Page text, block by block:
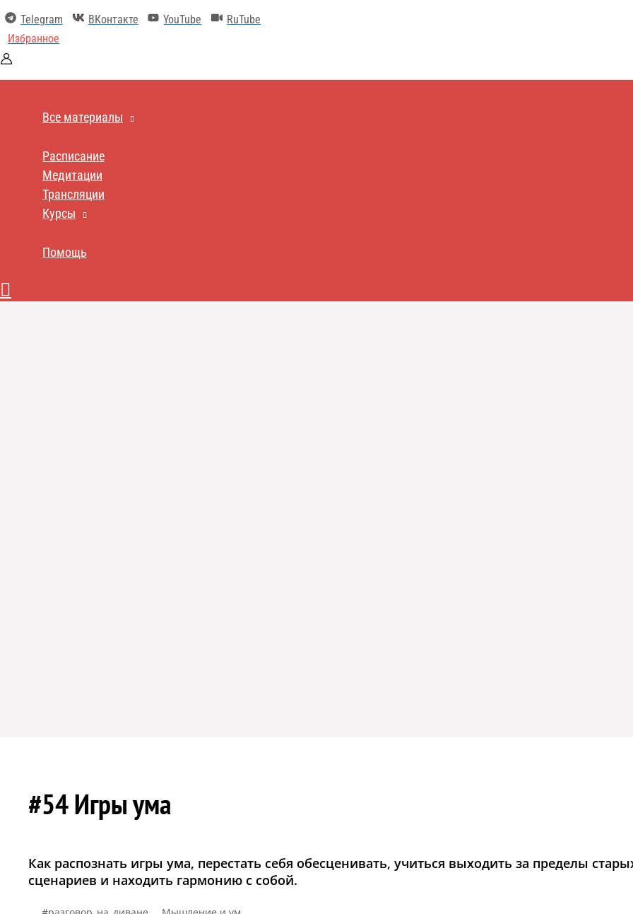
содержимому
Telegram ВКонтакте YouTube
RuTube
Избранное
Все материалы
Расписание
Медитации
Трансляции
Курсы
Помощь
Поиск
#54 Игры ума
Как распознать игры ума, перестать себя обесценивать, учиться выходить за пределы
сценариев и находить гармонию с собой.